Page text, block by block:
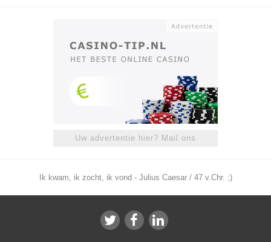
Uw advertentie hier? Mail ons
Ik kwam, ik zocht, ik vond - Julius Caesar / 47 v.Chr. ;)